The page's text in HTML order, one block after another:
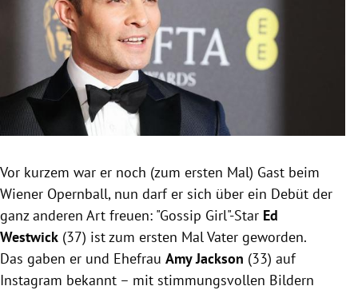
Untermenü
Untermenü
Untermenü
Untermenü
Untermenü
Vor kurzem war er noch (zum ersten Mal) Gast beim
Wiener Opernball, nun darf er sich über ein Debüt der
ganz anderen Art freuen: "Gossip Girl"-Star Ed
Westwick (37) ist zum ersten Mal Vater geworden.
Das gaben er und Ehefrau Amy Jackson (33) auf
Instagram bekannt – mit stimmungsvollen Bildern